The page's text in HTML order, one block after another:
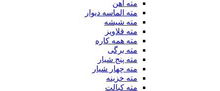
مته آهن
مته الماسه دیوار
مته شیشه
مته قلاویز
مته همه کاره
مته برگی
مته پنج شیار
مته چهار شیار
مته خزینه
مته کبالت